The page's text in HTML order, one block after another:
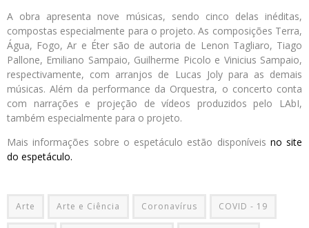
A obra apresenta nove músicas, sendo cinco delas inéditas,
compostas especialmente para o projeto. As composições Terra,
Água, Fogo, Ar e Éter são de autoria de Lenon Tagliaro, Tiago
Pallone, Emiliano Sampaio, Guilherme Picolo e Vinicius Sampaio,
respectivamente, com arranjos de Lucas Joly para as demais
músicas. Além da performance da Orquestra, o concerto conta
com narrações e projeção de vídeos produzidos pelo LAbI,
também especialmente para o projeto.
Mais informações sobre o espetáculo estão disponíveis no site
do espetáculo.
Arte Arte e Ciência Coronavírus COVID - 19